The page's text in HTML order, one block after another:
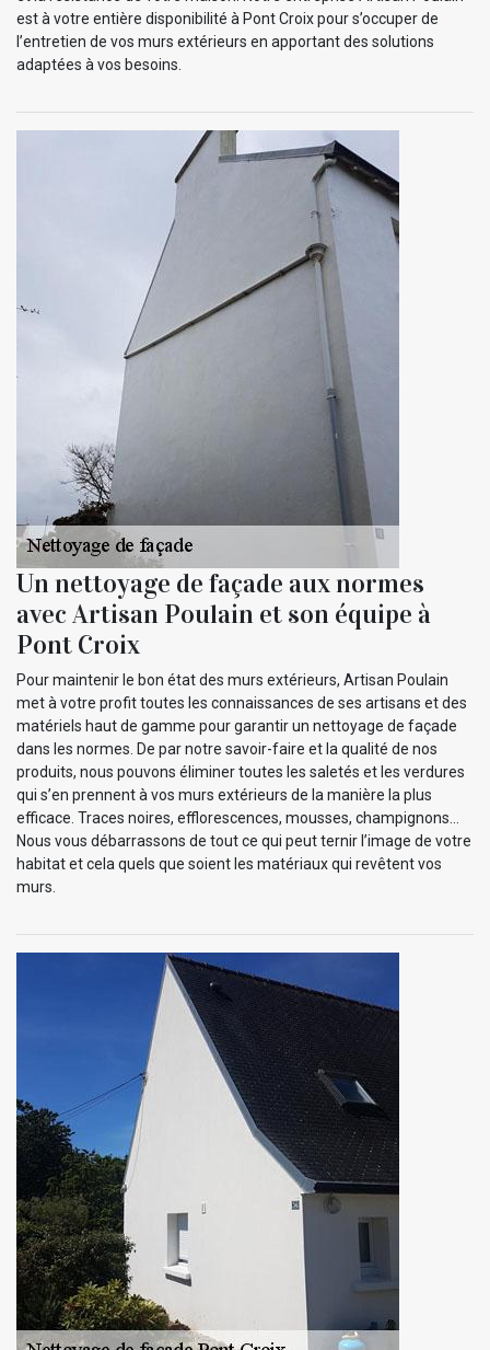
est à votre entière disponibilité à Pont Croix pour s’occuper de
l’entretien de vos murs extérieurs en apportant des solutions
adaptées à vos besoins.
Un nettoyage de façade aux normes
avec Artisan Poulain et son équipe à
Pont Croix
Pour maintenir le bon état des murs extérieurs, Artisan Poulain
met à votre profit toutes les connaissances de ses artisans et des
matériels haut de gamme pour garantir un nettoyage de façade
dans les normes. De par notre savoir-faire et la qualité de nos
produits, nous pouvons éliminer toutes les saletés et les verdures
qui s’en prennent à vos murs extérieurs de la manière la plus
efficace. Traces noires, efflorescences, mousses, champignons…
Nous vous débarrassons de tout ce qui peut ternir l’image de votre
habitat et cela quels que soient les matériaux qui revêtent vos
murs.